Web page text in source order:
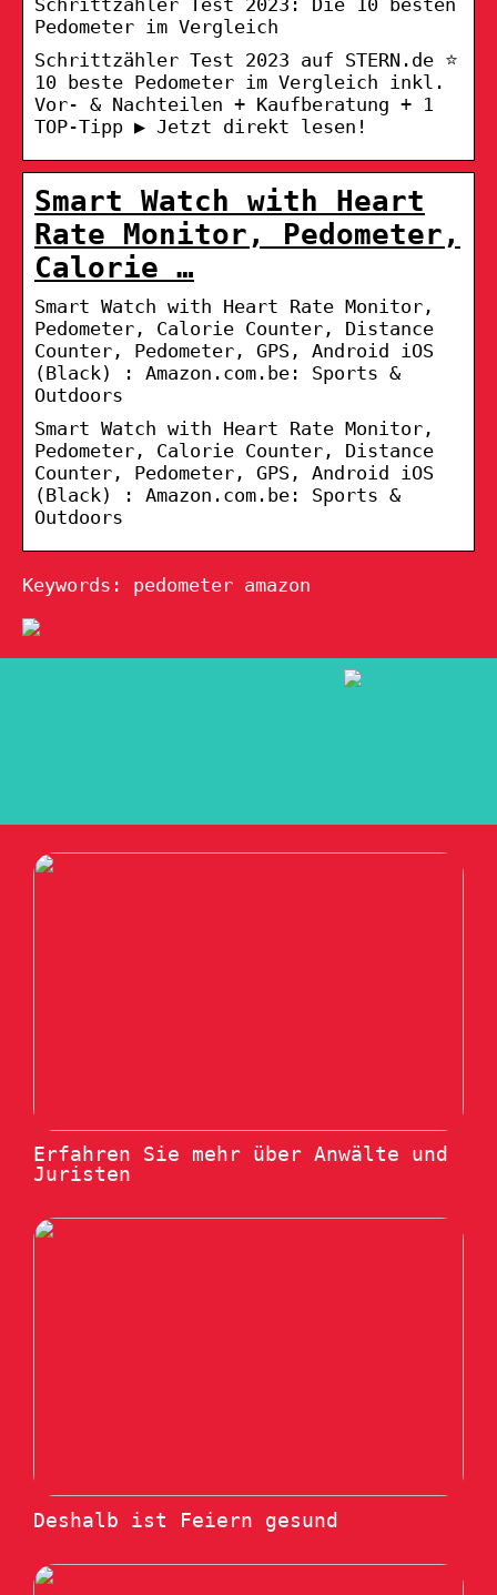
Pedometer im Vergleich
Schrittzähler Test 2023 auf STERN.de ⭐️
10 beste Pedometer im Vergleich inkl.
Vor- & Nachteilen + Kaufberatung + 1
TOP-Tipp ▶️ Jetzt direkt lesen!
Smart Watch with Heart
Rate Monitor, Pedometer,
Calorie …
Smart Watch with Heart Rate Monitor,
Pedometer, Calorie Counter, Distance
Counter, Pedometer, GPS, Android iOS
(Black) : Amazon.com.be: Sports &
Outdoors
Smart Watch with Heart Rate Monitor,
Pedometer, Calorie Counter, Distance
Counter, Pedometer, GPS, Android iOS
(Black) : Amazon.com.be: Sports &
Outdoors
Keywords: pedometer amazon
Erfahren Sie mehr über Anwälte und
Juristen
Deshalb ist Feiern gesund